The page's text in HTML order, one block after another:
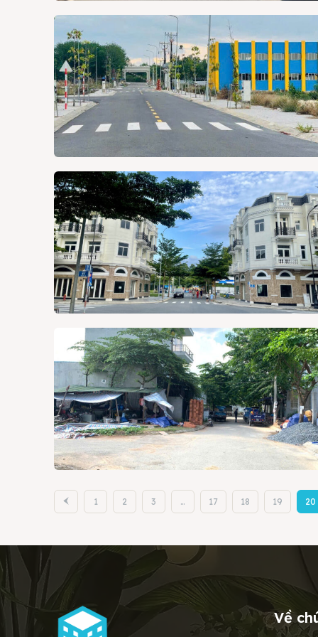
Thị
Liên
1 2 3 … 17 18 19 20
Về